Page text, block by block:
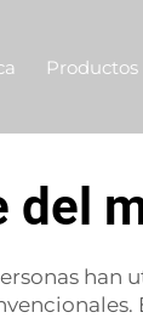
Productos
del